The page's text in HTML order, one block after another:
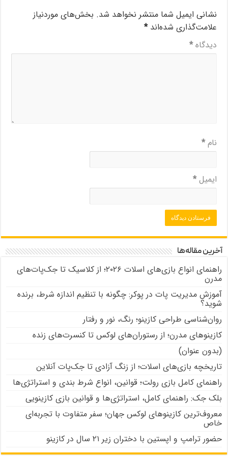
نشانی ایمیل شما منتشر نخواهد شد. بخش‌های موردنیاز
علامت‌گذاری شده‌اند*
دیدگاه*
نام*
ایمیل*
آخرین مقاله‌ها
راهنمای انواع بازی‌های اسلات ۲۰۲۶؛ از کلاسیک تا جک‌پات‌های
مدرن
آموزش مدیریت پات در پوکر: چگونه با تنظیم اندازه شرط، برنده
شوید؟
روان‌شناسی طراحی کازینو؛ رنگ، نور و رفتار
کازینوهای مدرن؛ از رستوران‌های لوکس تا کنسرت‌های زنده
(بدون عنوان)
تاریخچه بازی‌های اسلات؛ از زنگ آزادی تا جک‌پات‌ آنلاین
راهنمای کامل بازی رولت؛ قوانین، انواع شرط بندی و استراتژی‌ها
بلک جک: راهنمای کامل، استراتژی‌ها و قوانین بازی کازینویی
معروف‌ترین کازینوهای لوکس جهان؛ سفر متفاوت با تجربه‌ای
خاص
حضور ترامپ و اپستین با دختران زیر ۲۱ سال در کازینو